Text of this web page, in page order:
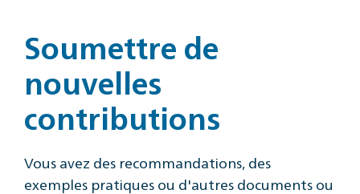
Soumettre de
nouvelles
contributions
Vous avez des recommandations, des
exemples pratiques ou d'autres documents ou